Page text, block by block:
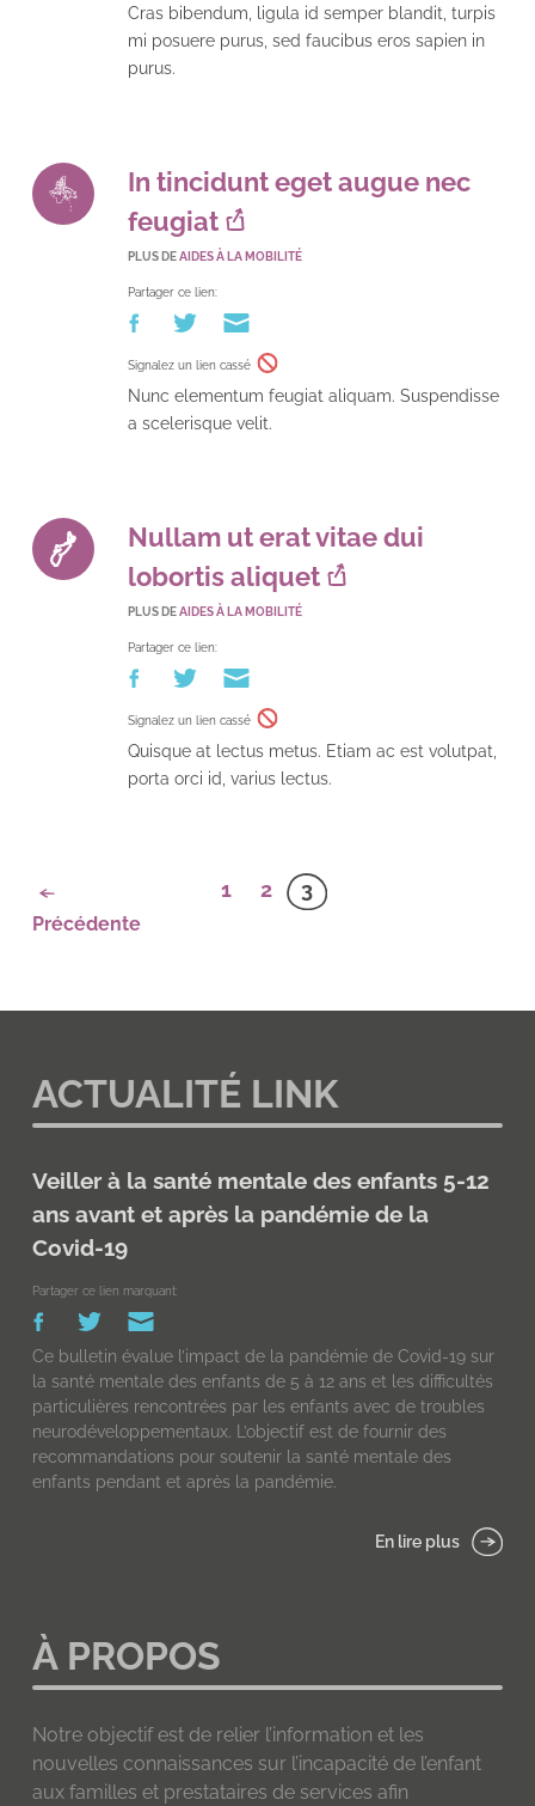
Cras bibendum, ligula id semper blandit, turpis
mi posuere purus, sed faucibus eros sapien in
purus.
In tincidunt eget augue nec
feugiat
PLUS DEAIDES À LA MOBILITÉ
Partager ce lien:
Signalez un lien cassé
Nunc elementum feugiat aliquam. Suspendisse
a scelerisque velit.
Nullam ut erat vitae dui
lobortis aliquet
PLUS DEAIDES À LA MOBILITÉ
Partager ce lien:
Signalez un lien cassé
Quisque at lectus metus. Etiam ac est volutpat,
porta orci id, varius lectus.
Précédente
1 2 3
ACTUALITÉ LINK
Veiller à la santé mentale des enfants 5-12
ans avant et après la pandémie de la
Covid-19
Partager ce lien marquant:
Ce bulletin évalue l’impact de la pandémie de Covid-19 sur
la santé mentale des enfants de 5 à 12 ans et les difficultés
particulières rencontrées par les enfants avec de troubles
neurodéveloppementaux. L’objectif est de fournir des
recommandations pour soutenir la santé mentale des
enfants pendant et après la pandémie.
En lire plus
À PROPOS
Notre objectif est de relier l’information et les
nouvelles connaissances sur l’incapacité de l’enfant
aux familles et prestataires de services afin